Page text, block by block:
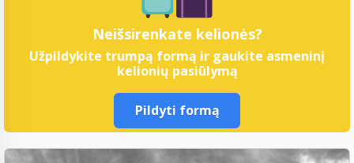
Neišsirenkate kelionės?
Užpildykite trumpą formą ir gaukite asmeninį
kelionių pasiūlymą
Pildyti formą